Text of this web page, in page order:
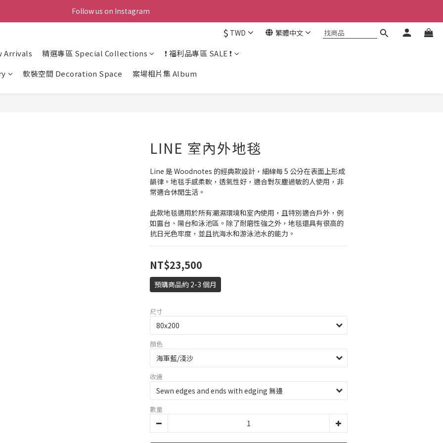
Follow us on Instagram
$ TWD 繁體中文
Arrivals 精選專區 Special Collections
❗ 福利品專區 SALE ❗
軟裝空間 Decoration Space 案場相片集 Album
LINE 室內外地毯
Line 是 Woodnotes 的經典款設計，細線每 5 公分在表面上形成
韻律。地毯手感柔軟，透氣性好，適合對灰塵過敏的人使用，非
常適合休閒生活。
此款地毯適用於所有潮濕環境和室內使用，且特別適合戶外，例
如露台、陽台和泳池區。除了耐磨性強之外，地毯還具有很高的
抗日光色牢度，並且抗海水和游泳池水的能力。
NT$23,500
預購商品約 2-3 個月
尺寸
顏色
收邊
數量